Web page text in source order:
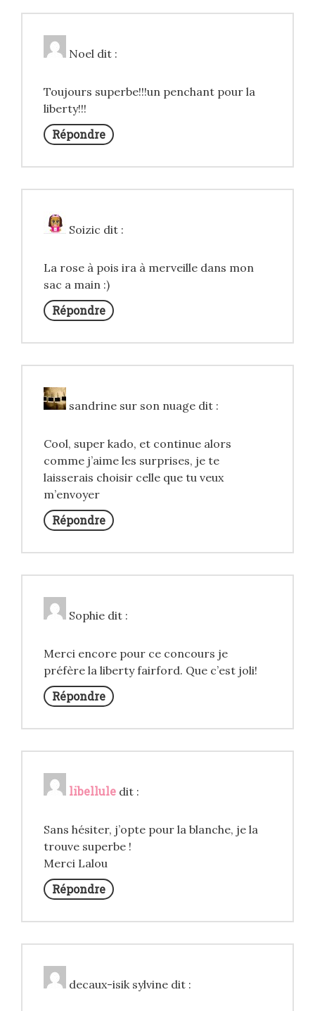
Noel dit :
Toujours superbe!!!un penchant pour la
liberty!!!
Répondre
Soizic dit :
La rose à pois ira à merveille dans mon
sac a main :)
Répondre
sandrine sur son nuage dit :
Cool, super kado, et continue alors
comme j’aime les surprises, je te
laisserais choisir celle que tu veux
m’envoyer
Répondre
Sophie dit :
Merci encore pour ce concours je
préfère la liberty fairford. Que c’est joli!
Répondre
libellule dit :
Sans hésiter, j’opte pour la blanche, je la
trouve superbe !
Merci Lalou
Répondre
decaux-isik sylvine dit :